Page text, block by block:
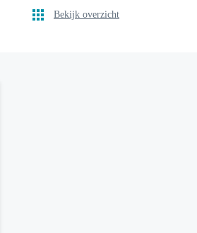
Bekijk overzicht